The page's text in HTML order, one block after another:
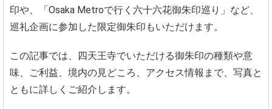
印や、「Osaka Metroで行く六十六花御朱印巡り」など、
巡礼企画に参加した限定御朱印もいただけます。
この記事では、四天王寺でいただける御朱印の種類や意
味、ご利益、境内の見どころ、アクセス情報まで、写真と
ともに詳しくご紹介します。